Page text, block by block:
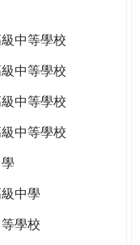
中等學校
中等學校
中等學校
中等學校
中學
學校